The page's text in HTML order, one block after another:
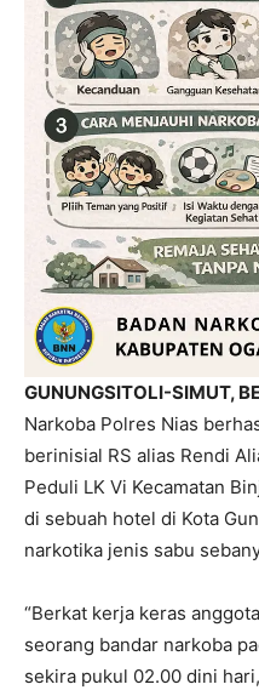
GUNUNGSITOLI-SIMUT,
Narkoba Polres Nias
berinisial RS alias Rendi
Peduli LK Vi Kecamatan
di sebuah hotel di Kota
narkotika jenis sabu
“Berkat kerja keras
seorang bandar narkoba
sekira pukul 02.00 dini